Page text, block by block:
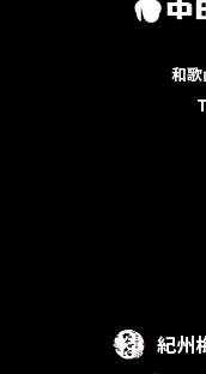
和
紀州